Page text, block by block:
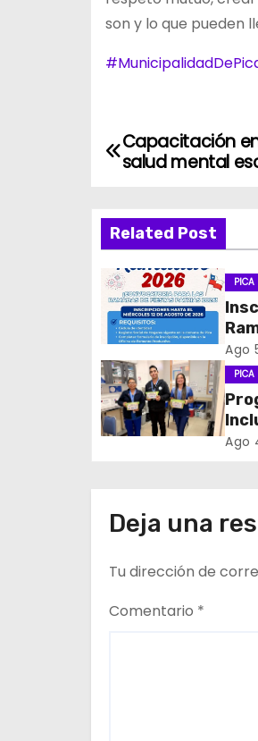
son y lo que pueden
N
v
e
g
a
c
i
d
e
e
Capacitación
salud mental
Related Post
PICA
Ago
PICA
Ago
Deja una
Tu dirección de
Comentario *